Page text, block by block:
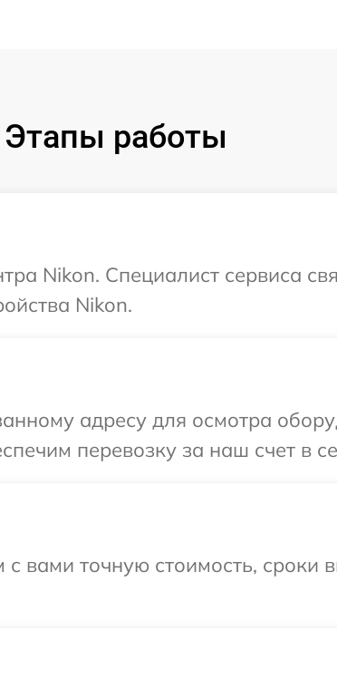
Этапы работы
Nikon. Специалист сервиса
Nikon.
адресу для осмотра
перевозку за наш счет в
вами точную стоимость, сроки